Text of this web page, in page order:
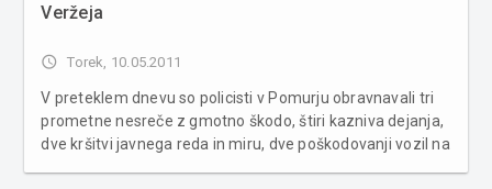
Veržeja
access_time Torek, 10.05.2011
V preteklem dnevu so policisti v Pomurju obravnavali tri
prometne nesreče z gmotno škodo, štiri kazniva dejanja,
dve kršitvi javnega reda in miru, dve poškodovanji vozil na